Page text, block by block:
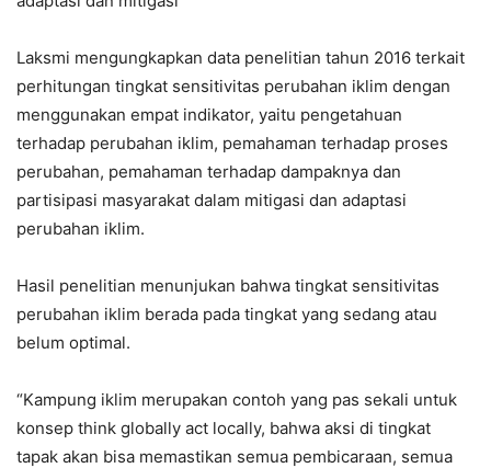
Laksmi mengungkapkan data penelitian tahun 2016 terkait
perhitungan tingkat sensitivitas perubahan iklim dengan
menggunakan empat indikator, yaitu pengetahuan
terhadap perubahan iklim, pemahaman terhadap proses
perubahan, pemahaman terhadap dampaknya dan
partisipasi masyarakat dalam mitigasi dan adaptasi
perubahan iklim.
Hasil penelitian menunjukan bahwa tingkat sensitivitas
perubahan iklim berada pada tingkat yang sedang atau
belum optimal.
“Kampung iklim merupakan contoh yang pas sekali untuk
konsep think globally act locally, bahwa aksi di tingkat
tapak akan bisa memastikan semua pembicaraan, semua